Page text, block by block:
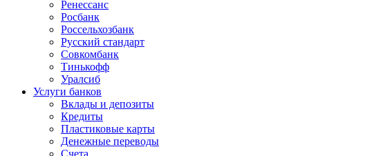
Ренессанс
Росбанк
Россельхозбанк
Русский стандарт
Совкомбанк
Тинькофф
Уралсиб
Услуги банков
Вклады и депозиты
Кредиты
Пластиковые карты
Денежные переводы
Счета